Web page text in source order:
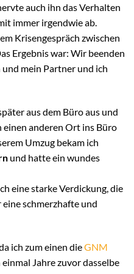
auch ihn das Verhalten
immer irgendwie ab.
Krisengespräch zwischen
Ergebnis war: Wir beenden
mein Partner und ich
aus dem Büro aus und
anderen Ort ins Büro
Umzug bekam ich
und hatte ein wundes
eine starke Verdickung, die
eine schmerzhafte und
ich zum einen dieGNM
Jahre zuvor dasselbe